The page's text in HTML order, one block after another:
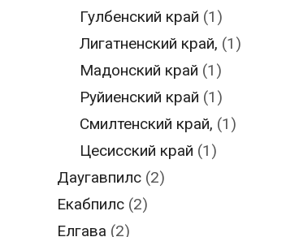
Гулбенский край (1)
Лигатненский край, (1)
Мадонский край (1)
Руйиенский край (1)
Смилтенский край, (1)
Цесисский край (1)
Даугавпилс(2)
Екабпилс(2)
Елгава (2)